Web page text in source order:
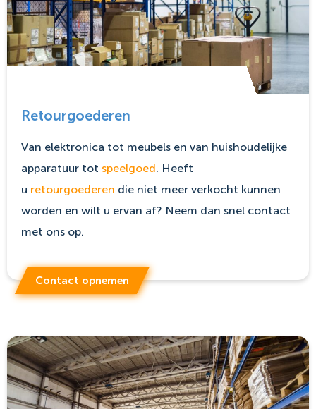
Retourgoederen
Van elektronica tot meubels en van huishoudelijke
apparatuur tot speelgoed. Heeft
u retourgoederen die niet meer verkocht kunnen
worden en wilt u ervan af? Neem dan snel contact
met ons op.
Contact opnemen